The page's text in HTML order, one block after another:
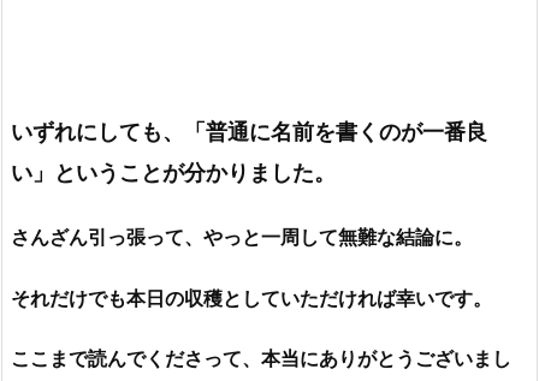
いずれにしても、「 普通に名前を書くのが一番良
い 」ということが分かりました。
さんざん引っ張って、やっと一周して無難な結論に。
それだけでも本日の収穫としていただければ幸いです。
ここまで読んでくださって、本当にありがとうございまし